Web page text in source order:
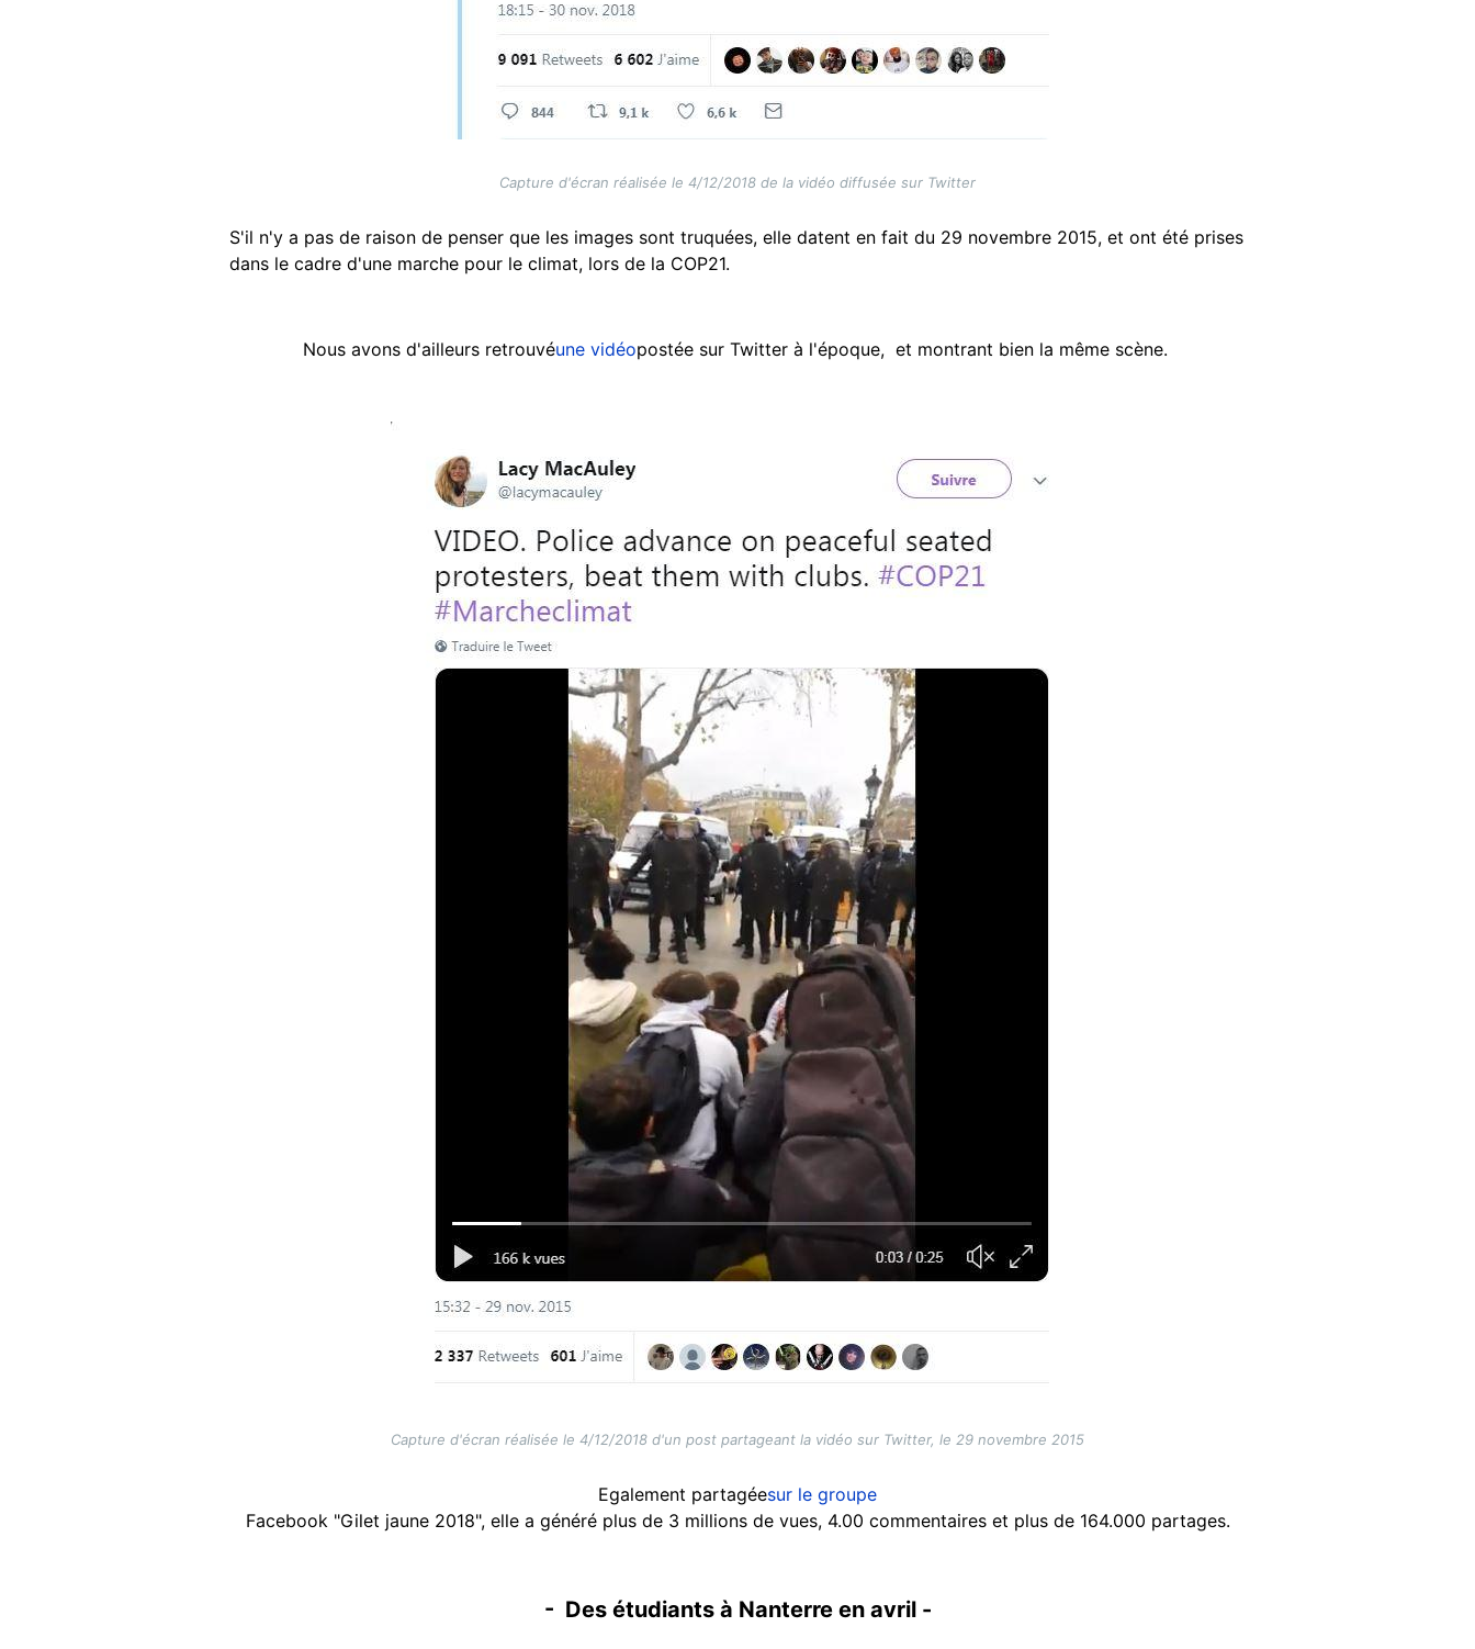
Capture d'écran réalisée le 4/12/2018 de la vidéo diffusée sur Twitter
S'il n'y a pas de raison de penser que les images sont truquées, elle datent en fait du 29 novembre 2015, et ont été prises
dans le cadre d'une marche pour le climat, lors de la COP21.
Nous avons d'ailleurs retrouvéune vidéopostée sur Twitter à l'époque, et montrant bien la même scène.
Capture d'écran réalisée le 4/12/2018 d'un post partageant la vidéo sur Twitter, le 29 novembre 2015
Egalement partagéesur le groupe
Facebook "Gilet jaune 2018", elle a généré plus de 3 millions de vues, 4.00 commentaires et plus de 164.000 partages.
- Des étudiants à Nanterre en avril -